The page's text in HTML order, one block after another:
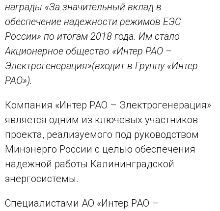
награды «За значительный вклад в
обеспечение надежности режимов ЕЭС
России» по итогам 2018 года. Им стало
Акционерное общество «Интер РАО –
Электрогенерация»(входит в Группу «Интер
РАО»).
Компания «Интер РАО – Электрогенерация»
является одним из ключевых участников
проекта, реализуемого под руководством
Минэнерго России с целью обеспечения
надежной работы Калининградской
энергосистемы.
Специалистами АО «Интер РАО –